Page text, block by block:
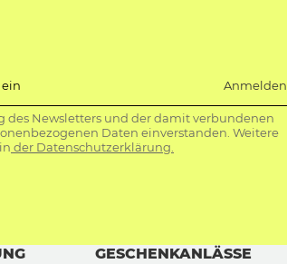
ein Anmelden
des Newsletters und der damit verbundenen
Daten einverstanden. Weitere
der Datenschutzerklärung.
GESCHENKANLÄSSE